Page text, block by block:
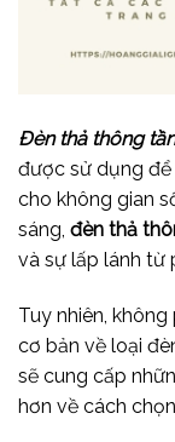
Đèn thả thông
được sử dụng
cho không gian
sáng, đèn thả
và sự lấp lánh từ
Tuy nhiên,
cơ bản về loại
sẽ cung cấp
hơn về cách